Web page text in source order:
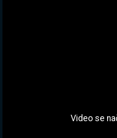
Video se